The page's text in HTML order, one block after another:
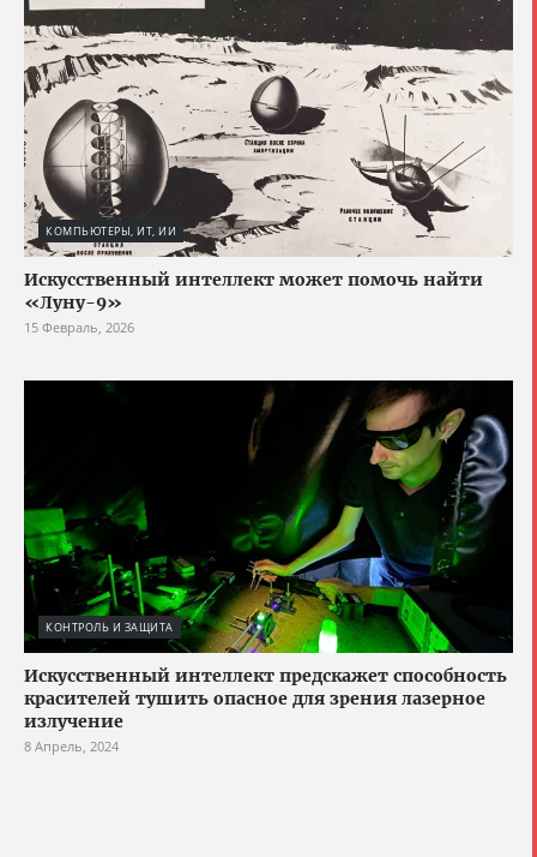
КОМПЬЮТЕРЫ, ИТ, ИИ
Искусственный интеллект может помочь найти
«Луну-9»
15 Февраль, 2026
КОНТРОЛЬ И ЗАЩИТА
Искусственный интеллект предскажет способность
красителей тушить опасное для зрения лазерное
излучение
8 Апрель, 2024